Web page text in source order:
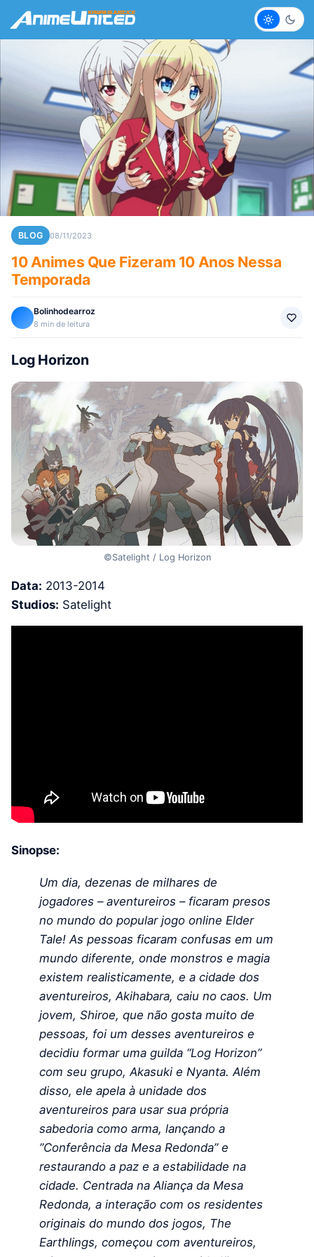
Claro
BLOG 08/11/2023
10 Animes Que Fizeram 10 Anos Nessa
Temporada
Bolinhodearroz
8 min de leitura
Log Horizon
©Satelight / Log Horizon
Data: 2013-2014
Studios: Satelight
Sinopse:
Um dia, dezenas de milhares de
jogadores – aventureiros – ficaram presos
no mundo do popular jogo online Elder
Tale! As pessoas ficaram confusas em um
mundo diferente, onde monstros e magia
existem realisticamente, e a cidade dos
aventureiros, Akihabara, caiu no caos. Um
jovem, Shiroe, que não gosta muito de
pessoas, foi um desses aventureiros e
decidiu formar uma guilda “Log Horizon”
com seu grupo, Akasuki e Nyanta. Além
disso, ele apela à unidade dos
aventureiros para usar sua própria
sabedoria como arma, lançando a
”Conferência da Mesa Redonda” e
restaurando a paz e a estabilidade na
cidade. Centrada na Aliança da Mesa
Redonda, a interação com os residentes
originais do mundo dos jogos, The
Earthlings, começou com aventureiros,